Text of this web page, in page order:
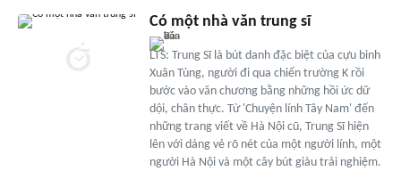
Có một nhà văn trung sĩ
LTS: Trung Sĩ là bút danh đặc biệt của cựu binh
Xuân Tùng, người đi qua chiến trường K rồi
bước vào văn chương bằng những hồi ức dữ
dội, chân thực. Từ 'Chuyện lính Tây Nam' đến
những trang viết về Hà Nội cũ, Trung Sĩ hiện
lên với dáng vẻ rõ nét của một người lính, một
người Hà Nội và một cây bút giàu trải nghiệm.